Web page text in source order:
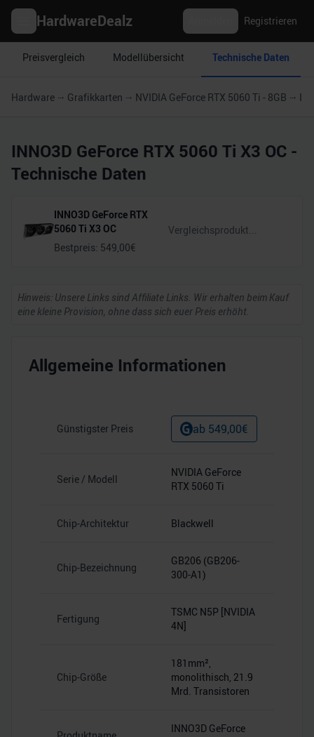
HardwareDealz Registrieren
Preisvergleich Modellübersicht Technische Daten
Hardware Grafikkarten NVIDIA GeForce RTX 5060 Ti - 8GB
INNO3D GeForce RTX 5060 Ti X3 OC -
Technische Daten
INNO3D GeForce RTX
5060 Ti X3 OC
Bestpreis: 549,00€
Hinweis: Unsere Links sind Affiliate Links. Wir erhalten beim Kauf
eine kleine Provision, ohne dass sich euer Preis erhöht.
Allgemeine Informationen
Günstigster Preis ab 549,00€
Serie / Modell
NVIDIA GeForce
RTX 5060 Ti
Chip-Architektur Blackwell
Chip-Bezeichnung
GB206 (GB206-
300-A1)
Fertigung
TSMC N5P [NVIDIA
4N]
Chip-Größe
181mm²,
monolithisch, 21.9
Mrd. Transistoren
INNO3D GeForce